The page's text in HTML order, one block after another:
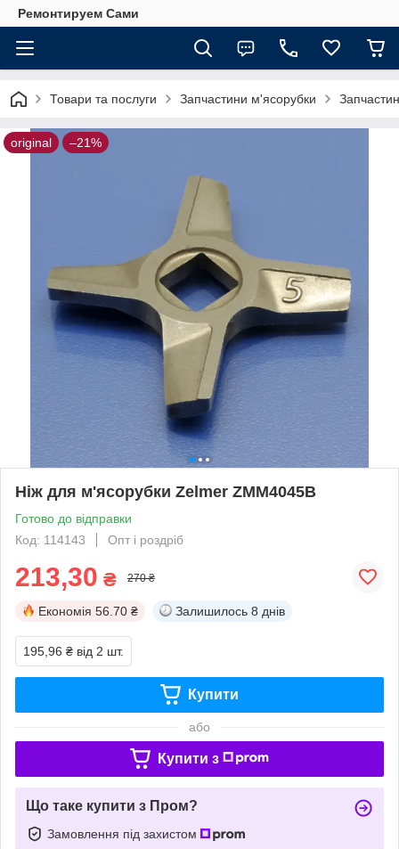
Ремонтируем Сами
Товари та послуги Запчастини м'ясорубки
original –21%
Ніж для м'ясорубки Zelmer ZMM4045B
Готово до відправки
Код: 114143
Опт і роздріб
213,30 ₴ 270 ₴
Економія 56.70 ₴ Залишилось 8 днів
195,96 ₴ від 2 шт.
Купити
або
Купити з
Що таке купити з Пром?
Замовлення під захистом